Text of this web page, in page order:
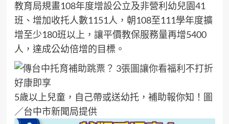
教育局規畫108年度增設公立及非營利幼兒園41
班、增加收托人數1151人，朝108至111學年度擴
增至少180班以上，讓平價教保服務量再增5400
人，達成公幼倍增的目標。
5歲以上兒童，自己帶或送幼托，補助報你知！圖
／台中市新聞局提供